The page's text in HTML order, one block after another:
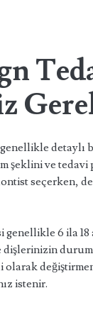
detaylı
şeklini ve tedavi
seçerken,
6 ila 18
dişlerinizin
olarak
istenir.